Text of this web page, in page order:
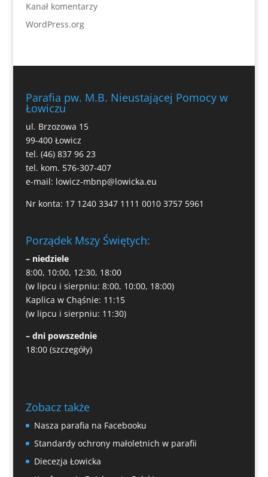
Kanał komentarzy
WordPress.org
Parafia pw. M.B. Nieustającej Pomocy w
Łowiczu
ul. Brzozowa 15
99-400 Łowicz
tel. (46) 837 96 23
tel. kom. 576-307-407
e-mail: lowicz-mbnp@lowicka.eu
Nr konta: 17 1240 3347 1111 0010 3757 5961
Porządek Mszy Świętych:
– niedziele
8:00, 10:00, 12:30, 18:00
(w lipcu i sierpniu: 8:00, 10:00, 18:00)
Kaplica w Chąśnie: 11:15
(w lipcu i sierpniu: 11:30)
– dni powszednie
18:00 (szczegóły)
Zobacz także
Nasza parafia na Facebooku
Standardy ochrony małoletnich w parafii
Diecezja Łowicka